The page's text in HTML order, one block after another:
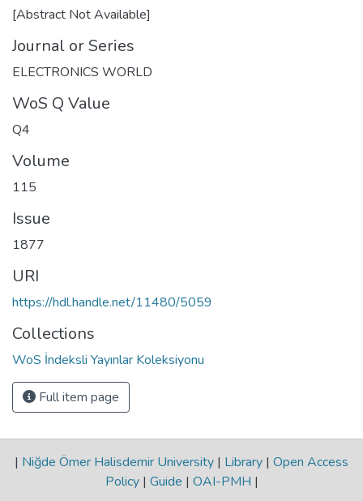
[Abstract Not Available]
Journal or Series
ELECTRONICS WORLD
WoS Q Value
Q4
Volume
115
Issue
1877
URI
https://hdl.handle.net/11480/5059
Collections
WoS İndeksli Yayınlar Koleksiyonu
Full item page
| Niğde Ömer Halisdemir University | Library | Open Access
Policy | Guide | OAI-PMH |